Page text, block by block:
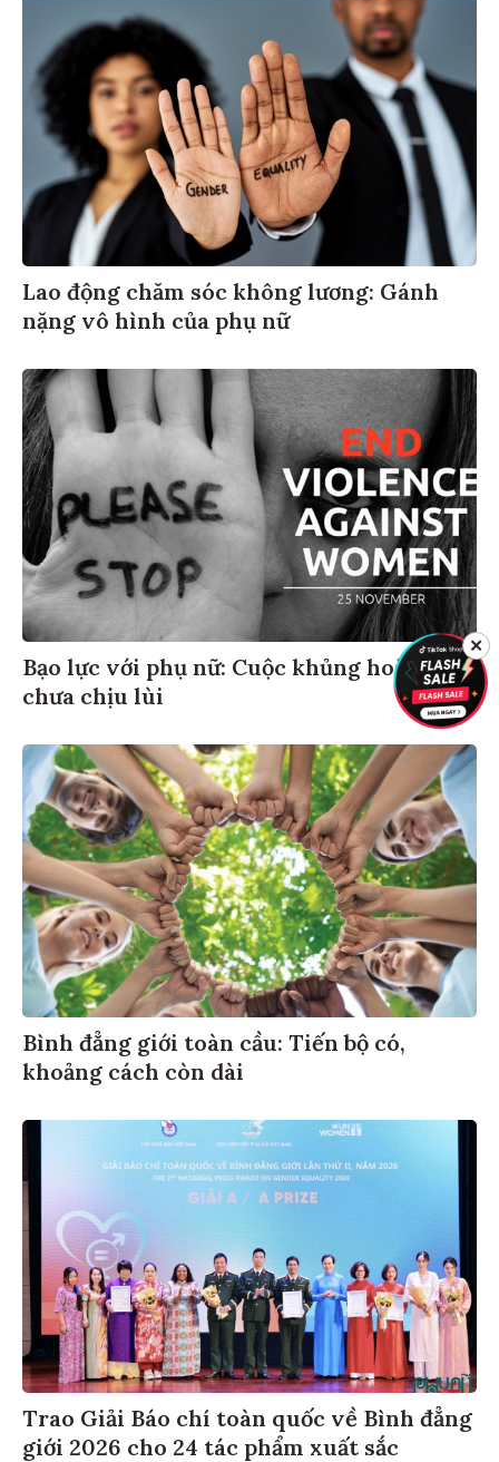
Lao động chăm sóc không lương: Gánh
nặng vô hình của phụ nữ
Bạo lực với phụ nữ: Cuộc khủng hoảng
chưa chịu lùi
Bình đẳng giới toàn cầu: Tiến bộ có,
khoảng cách còn dài
Trao Giải Báo chí toàn quốc về Bình đẳng
giới 2026 cho 24 tác phẩm xuất sắc
✕